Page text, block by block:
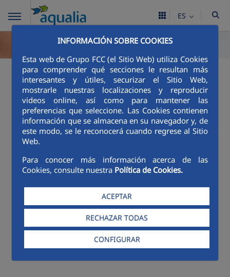
INFORMACIÓN SOBRE COOKIES
Esta web de Grupo FCC (el Sitio Web) utiliza Cookies
para comprender qué secciones le resultan más
interesantes y útiles, securizar el Sitio Web,
mostrarle nuestras localizaciones y reproducir
videos online, así como para mantener las
preferencias que seleccione. Las Cookies contienen
información que se almacena en su navegador y, de
este modo, se le reconocerá cuando regrese al Sitio
Web.
Para conocer más información acerca de las
Cookies, consulte nuestra Política de Cookies.
ACEPTAR
RECHAZAR TODAS
CONFIGURAR
ES
Excelencia en el
servicio
Índice de reclamaciones
La excelencia en el servicio al cliente es un
compromiso deFCC Aqualia, S.A. con la sociedad.
Para lograrlo, la compañía ofrece un servicio con
consonancia con las necesidades de los usuarios.
Prueba de ello, el porcentaje de reclamaciones
del año 2025 de los contratos en vigor de
que se sitúa en0.79%, es decir,solo 7.9 de cada
1.000 clientes interpusieron una reclamación.